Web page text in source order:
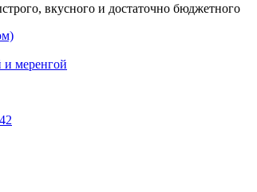
вкусного и достаточно бюджетного
и меренгой